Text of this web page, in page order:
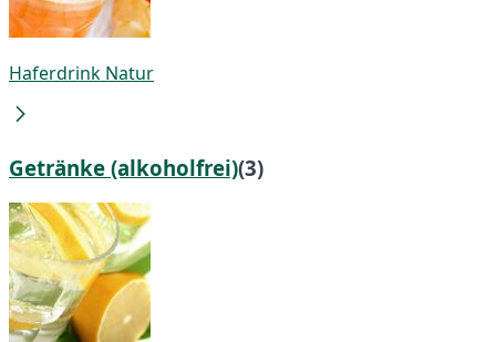
Haferdrink Natur
Getränke (alkoholfrei)(3)